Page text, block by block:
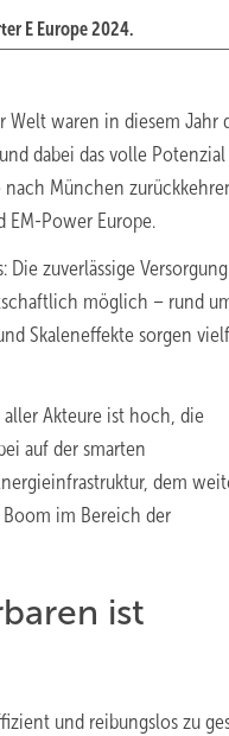
E Europe 2024.
Welt waren in diesem Jahr
dabei das volle
nach München
EM-Power Europe.
zuverlässige
möglich – rund
Skaleneffekte sorgen
Akteure ist hoch, die
auf der smarten
dem
im Bereich der
ist
und reibungslos zu